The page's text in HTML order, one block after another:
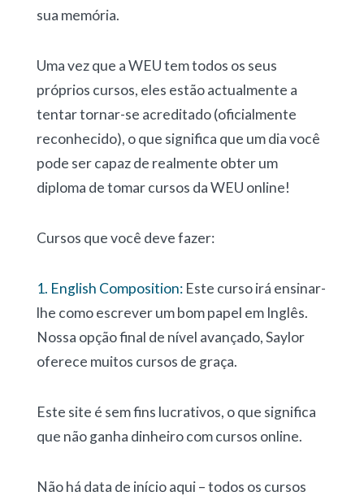
sua memória.
Uma vez que a WEU tem todos os seus
próprios cursos, eles estão actualmente a
tentar tornar-se acreditado (oficialmente
reconhecido), o que significa que um dia você
pode ser capaz de realmente obter um
diploma de tomar cursos da WEU online!
Cursos que você deve fazer:
1. English Composition:Este curso irá ensinar-
lhe como escrever um bom papel em Inglês.
Nossa opção final de nível avançado, Saylor
oferece muitos cursos de graça.
Este site é sem fins lucrativos, o que significa
que não ganha dinheiro com cursos online.
Não há data de início aqui – todos os cursos